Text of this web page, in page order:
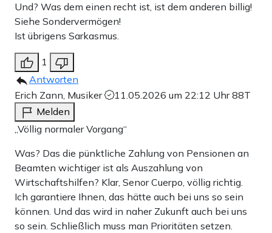
Und? Was dem einen recht ist, ist dem anderen billig!
Siehe Sondervermögen!
Ist übrigens Sarkasmus.
1
Antworten
Erich Zann, Musiker
11.05.2026 um 22:12 Uhr88T
Melden
„Völlig normaler Vorgang“
Was? Das die pünktliche Zahlung von Pensionen an
Beamten wichtiger ist als Auszahlung von
Wirtschaftshilfen? Klar, Senor Cuerpo, völlig richtig.
Ich garantiere Ihnen, das hätte auch bei uns so sein
können. Und das wird in naher Zukunft auch bei uns
so sein. Schließlich muss man Prioritäten setzen.